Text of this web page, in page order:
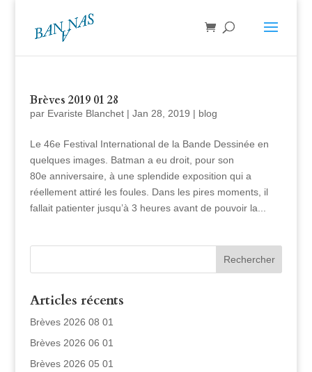
Brèves 2019 01 28
par Evariste Blanchet| Jan 28, 2019 | blog
Le 46e Festival International de la Bande Dessinée en
quelques images. Batman a eu droit, pour son
80e anniversaire, à une splendide exposition qui a
réellement attiré les foules. Dans les pires moments, il
fallait patienter jusqu’à 3 heures avant de pouvoir la...
Articles récents
Brèves 2026 08 01
Brèves 2026 06 01
Brèves 2026 05 01